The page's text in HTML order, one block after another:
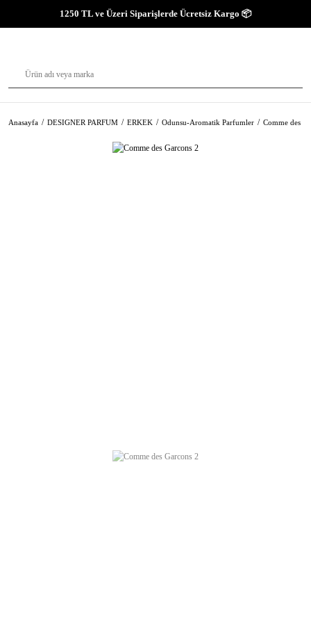
1250 TL ve Üzeri Siparişlerde Ücretsiz Kargo 📦
Anasayfa DESIGNER PARFUM ERKEK Odunsu-Aromatik Parfumler Comme des